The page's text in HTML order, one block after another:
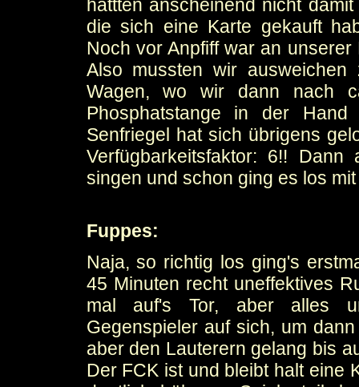
hattten anscheinend nicht
die sich eine Karte gekauft
Noch vor Anpfiff war an
Also mussten wir ausweichen
Wagen, wo wir dann nach
Phosphatstange in der
Senfriegel hat sich übrigens
Verfügbarkeitsfaktor: 6!!
singen und schon ging es los mit
Fuppes:
Naja, so richtig los ging's
45 Minuten recht uneffektives
mal auf's Tor, aber alles
Gegenspieler auf sich, um
aber den Lauterern gelang bis
Der FCK ist und bleibt halt eine